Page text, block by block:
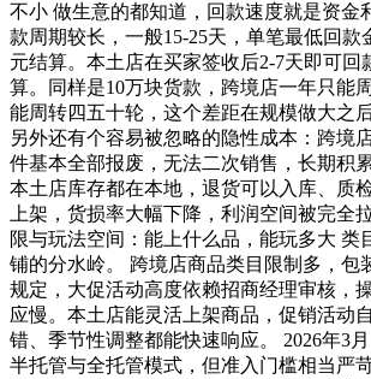
不小 做生意的都知道，回款速度就是资金
款周期较长，一般15-25天，单笔最低回款
元结算。本土店在买家签收后2-7天即可回
算。同样是10万块货款，跨境店一年只能
能周转四五十轮，这个差距在规模做大之
另外还有个容易被忽略的隐性成本：跨境
件基本全部报废，无法二次销售，长期积
本土店库存都在本地，退货可以入库、质
上架，货损率大幅下降，利润空间被完全
限与玩法空间：能上什么品，能玩多大 类
铺的分水岭。 跨境店商品类目限制多，包
规定，大促活动高度依赖招商经理审核，
应慢。本土店能灵活上架商品，促销活动
错、季节性调整都能快速响应。 2026年3
半托管与全托管模式，但准入门槛相当严